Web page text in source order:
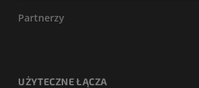
Partnerzy
UŻYTECZNE ŁĄCZA